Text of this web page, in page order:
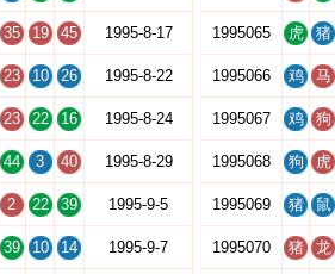
35 19 45 1995-8-17
23 10 26 1995-8-22
23 22 16 1995-8-24
44 3 40 1995-8-29
2 22 39 1995-9-5
39 10 14 1995-9-7
1995065 虎 猪
1995066 鸡 马
1995067 鸡 狗
1995068 狗 虎
1995069 猪 鼠
1995070 猪 龙